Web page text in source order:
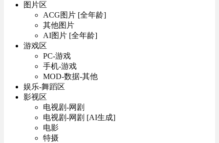
图片区
ACG图片 [全年龄]
其他图片
AI图片 [全年龄]
游戏区
PC-游戏
手机-游戏
MOD-数据-其他
娱乐-舞蹈区
影视区
电视剧-网剧
电视剧-网剧 [AI生成]
电影
特摄